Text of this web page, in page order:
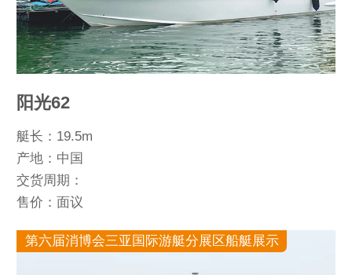
阳光62
艇长：19.5m
产地：中国
交货周期：
售价：面议
第六届消博会三亚国际游艇分展区船艇展示